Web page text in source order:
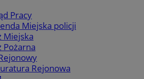
Pracy
Miejska policji
Miejska
Pożarna
Rejonowa